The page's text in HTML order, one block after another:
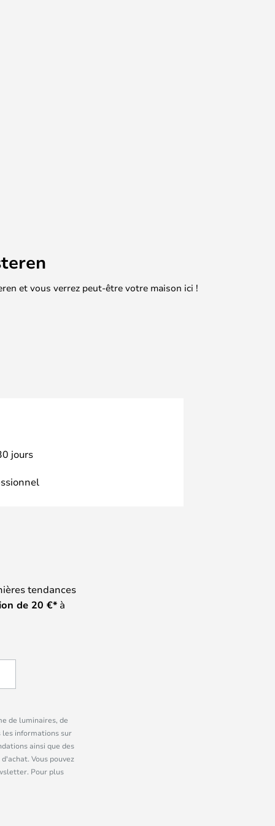
et vous verrez peut-être votre maison ici !
jours
tendances
de 20 €* à
de luminaires, de
les informations sur
ainsi que des
Vous pouvez
Pour plus